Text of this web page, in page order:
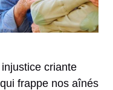
criante
frappe nos aînés